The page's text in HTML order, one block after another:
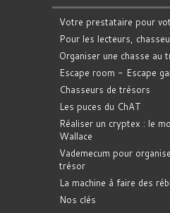
Votre prestataire pour
Pour les lecteurs,
Organiser une chasse au
Escape room - Escape
Chasseurs de trésors
Les puces du ChAT
Réaliser un cryptex : le
Wallace
Vademecum pour
trésor
La machine à faire des
Nos clés